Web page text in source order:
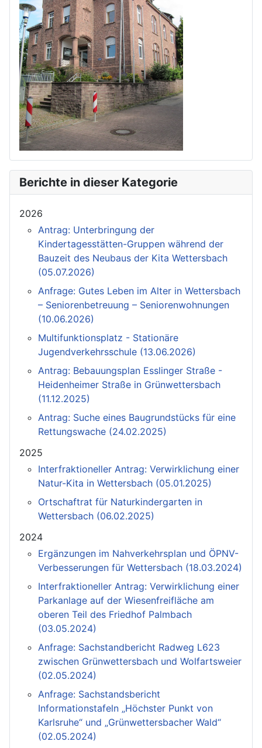
Berichte in dieser Kategorie
2026
Antrag: Unterbringung der
Kindertagesstätten-Gruppen während der
Bauzeit des Neubaus der Kita Wettersbach
(05.07.2026)
Anfrage: Gutes Leben im Alter in Wettersbach
– Seniorenbetreuung – Seniorenwohnungen
(10.06.2026)
Multifunktionsplatz - Stationäre
Jugendverkehrsschule (13.06.2026)
Antrag: Bebauungsplan Esslinger Straße -
Heidenheimer Straße in Grünwettersbach
(11.12.2025)
Antrag: Suche eines Baugrundstücks für eine
Rettungswache (24.02.2025)
2025
Interfraktioneller Antrag: Verwirklichung einer
Natur-Kita in Wettersbach (05.01.2025)
Ortschaftrat für Naturkindergarten in
Wettersbach (06.02.2025)
2024
Ergänzungen im Nahverkehrsplan und ÖPNV-
Verbesserungen für Wettersbach (18.03.2024)
Interfraktioneller Antrag: Verwirklichung einer
Parkanlage auf der Wiesenfreifläche am
oberen Teil des Friedhof Palmbach
(03.05.2024)
Anfrage: Sachstandbericht Radweg L623
zwischen Grünwettersbach und Wolfartsweier
(02.05.2024)
Anfrage: Sachstandsbericht
Informationstafeln „Höchster Punkt von
Karlsruhe“ und „Grünwettersbacher Wald“
(02.05.2024)